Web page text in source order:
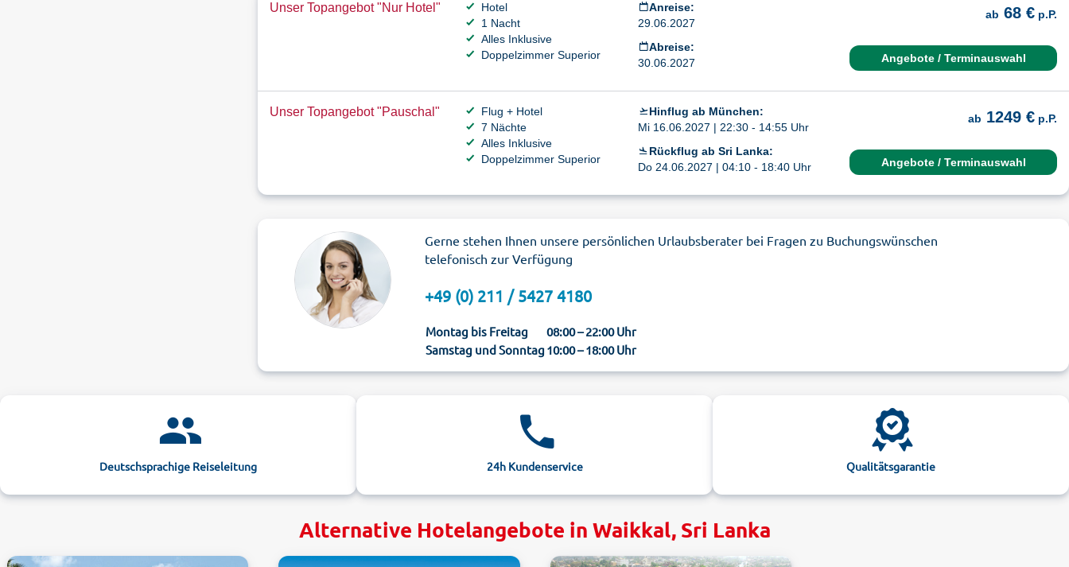
Unser Topangebot "Nur Hotel"
Hotel
1 Nacht
Alles Inklusive
Doppelzimmer Superior
Anreise:
29.06.2027
Abreise:
30.06.2027
ab 68 € p.P.
Angebote / Terminauswahl
Unser Topangebot "Pauschal"
Flug + Hotel
7 Nächte
Alles Inklusive
Doppelzimmer Superior
Hinflug ab München:
Mi 16.06.2027 | 22:30 - 14:55 Uhr
Rückflug ab Sri Lanka:
Do 24.06.2027 | 04:10 - 18:40 Uhr
ab 1249 € p.P.
Angebote / Terminauswahl
Gerne stehen Ihnen unsere persönlichen Urlaubsberater bei Fragen zu Buchungswünschen
telefonisch zur Verfügung
+49 (0) 211 / 5427 4180
Montag bis Freitag
08:00 – 22:00 Uhr
Samstag und Sonntag10:00 – 18:00 Uhr
Deutschsprachige Reiseleitung 24h Kundenservice Qualitätsgarantie
Alternative Hotelangebote in Waikkal, Sri Lanka